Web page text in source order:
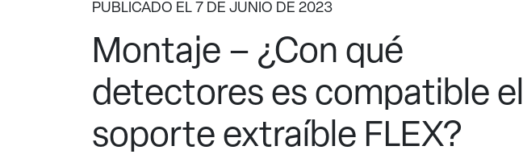
PUBLICADO EL 7 DE JUNIO DE 2023
Montaje – ¿Con qué
detectores es compatible el
soporte extraíble FLEX?